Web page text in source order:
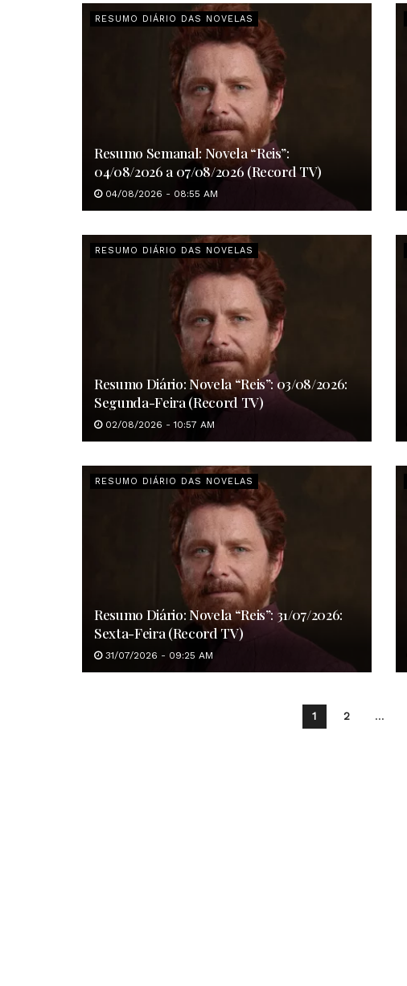
RESUMO DIÁRIO DAS NOVELAS
Resumo Semanal: Novela “Reis”:
04/08/2026 a 07/08/2026 (Record TV)
04/08/2026 - 08:55 AM
RESUMO DIÁRIO DAS NOVELAS
Resumo Diário: Novela “Reis”: 03/08/2026:
Segunda-Feira (Record TV)
02/08/2026 - 10:57 AM
RESUMO DIÁRIO DAS NOVELAS
Resumo Diário: Novela “Reis”: 31/07/2026:
Sexta-Feira (Record TV)
31/07/2026 - 09:25 AM
1 2 …